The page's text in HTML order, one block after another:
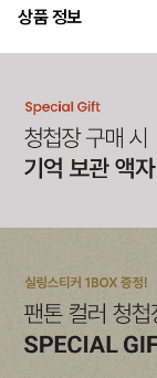
상품 정보